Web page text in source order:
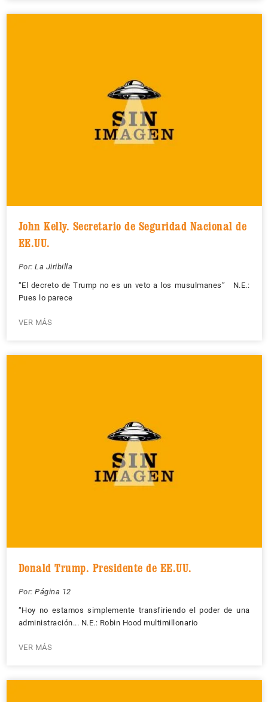
John Kelly. Secretario de Seguridad Nacional de
EE.UU.
Por: La Jiribilla
“El decreto de Trump no es un veto a los musulmanes” N.E.:
Pues lo parece
VER MÁS
Donald Trump. Presidente de EE.UU.
Por: Página 12
“Hoy no estamos simplemente transfiriendo el poder de una
administración... N.E.: Robin Hood multimillonario
VER MÁS